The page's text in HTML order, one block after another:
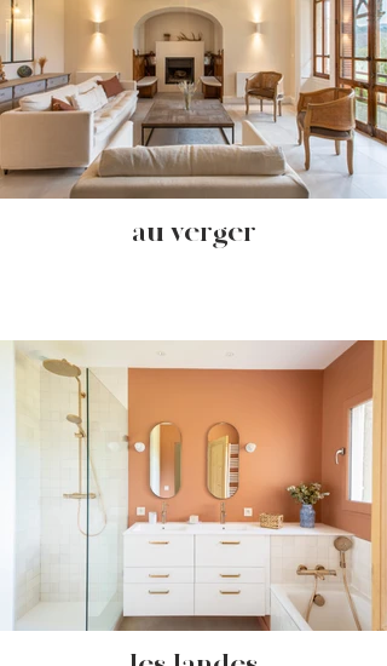
- au verger -